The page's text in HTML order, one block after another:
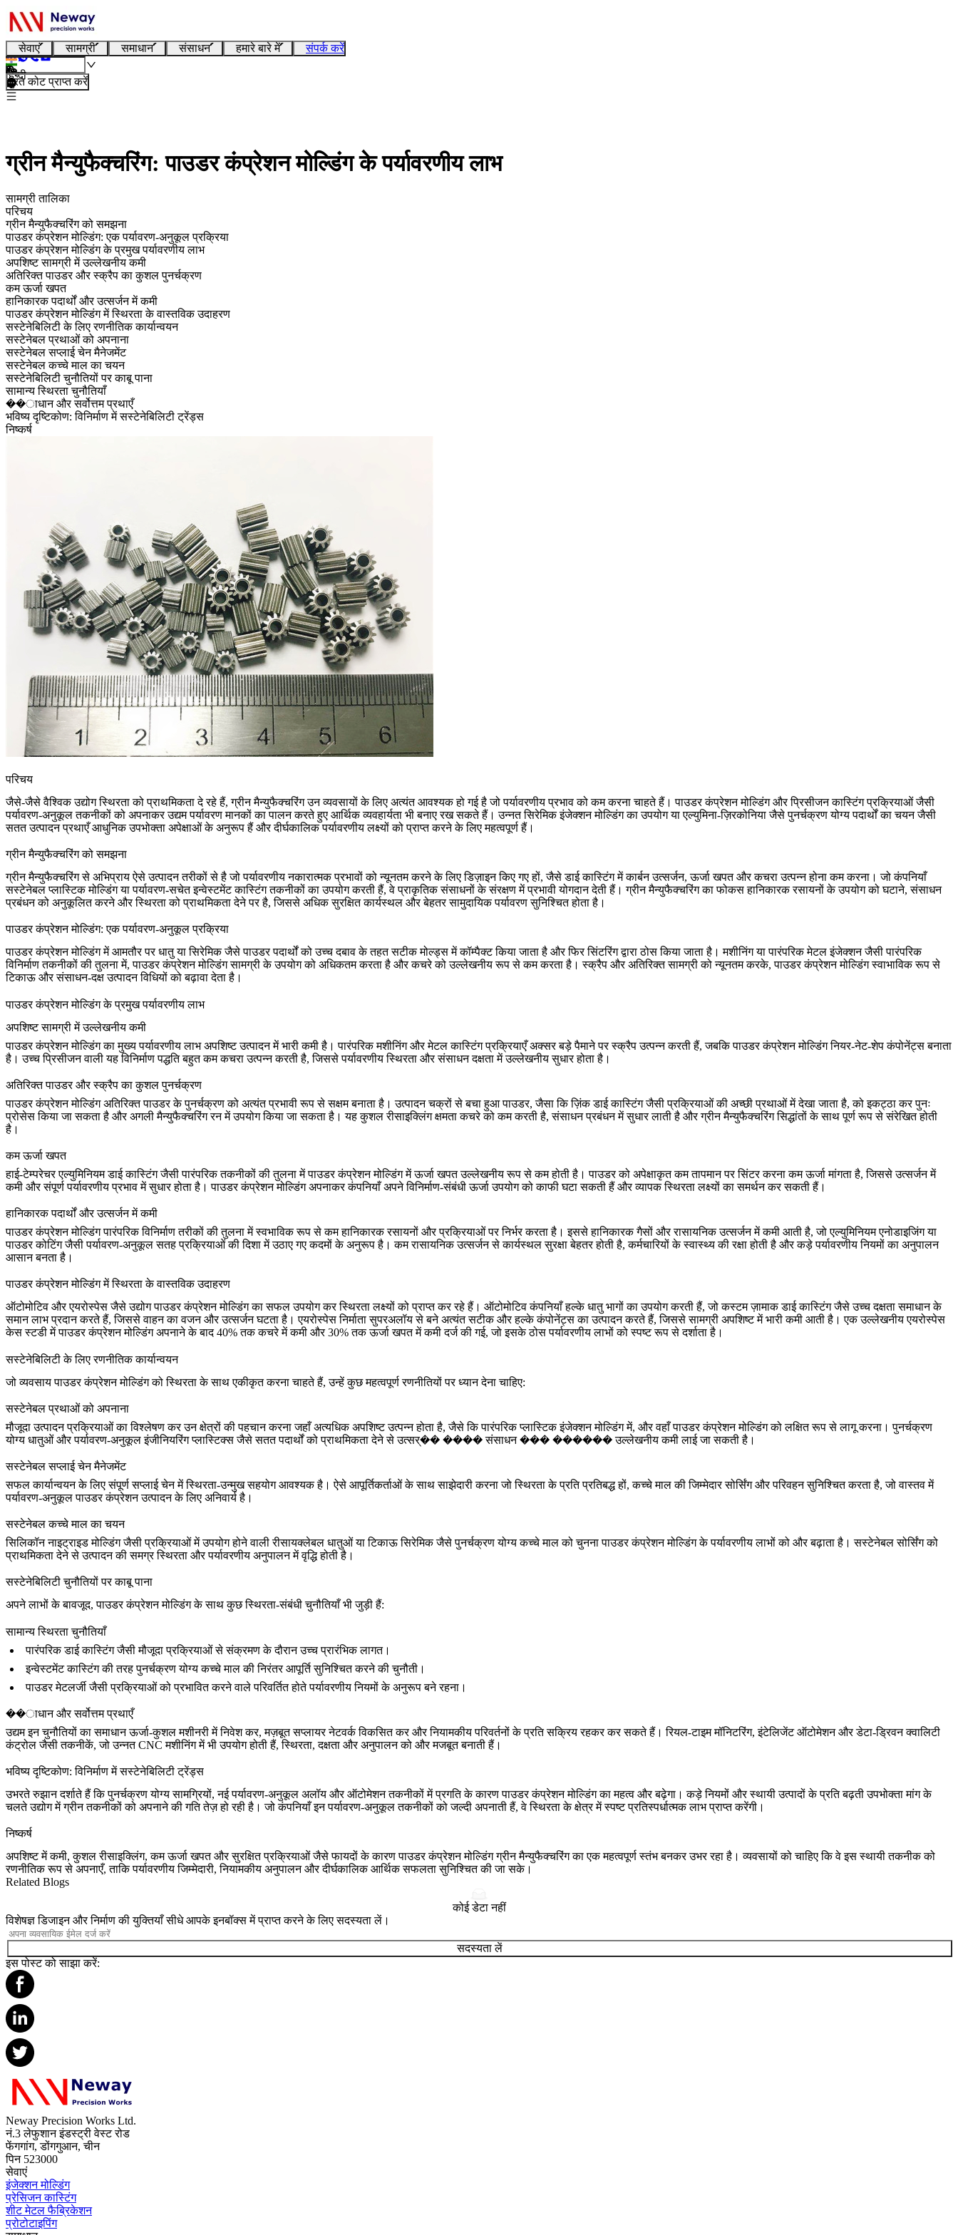
सेवाएं सामग्री समाधान संसाधन हमारे बारे में संपर्क करें
हिन्दी
तुरंत कोट प्राप्त करें
ग्रीन मैन्युफैक्चरिंग: पाउडर कंप्रेशन मोल्डिंग के पर्यावरणीय लाभ
सामग्री तालिका
परिचय
ग्रीन मैन्युफैक्चरिंग को समझना
पाउडर कंप्रेशन मोल्डिंग: एक पर्यावरण-अनुकूल प्रक्रिया
पाउडर कंप्रेशन मोल्डिंग के प्रमुख पर्यावरणीय लाभ
अपशिष्ट सामग्री में उल्लेखनीय कमी
अतिरिक्त पाउडर और स्क्रैप का कुशल पुनर्चक्रण
कम ऊर्जा खपत
हानिकारक पदार्थों और उत्सर्जन में कमी
पाउडर कंप्रेशन मोल्डिंग में स्थिरता के वास्तविक उदाहरण
सस्टेनेबिलिटी के लिए रणनीतिक कार्यान्वयन
सस्टेनेबल प्रथाओं को अपनाना
सस्टेनेबल सप्लाई चेन मैनेजमेंट
सस्टेनेबल कच्चे माल का चयन
सस्टेनेबिलिटी चुनौतियों पर काबू पाना
सामान्य स्थिरता चुनौतियाँ
��ाधान और सर्वोत्तम प्रथाएँ
भविष्य दृष्टिकोण: विनिर्माण में सस्टेनेबिलिटी ट्रेंड्स
निष्कर्ष
परिचय
जैसे-जैसे वैश्विक उद्योग स्थिरता को प्राथमिकता दे रहे हैं, ग्रीन मैन्युफैक्चरिंग उन व्यवसायों के लिए अत्यंत आवश्यक हो गई है जो पर्यावरणीय प्रभाव को कम करना चाहते हैं। पाउडर कंप्रेशन मोल्डिंग औरप्रिसीजन कास्टिंग प्रक्रियाओंजैसी
पर्यावरण-अनुकूल तकनीकों को अपनाकर उद्यम पर्यावरण मानकों का पालन करते हुए आर्थिक व्यवहार्यता भी बनाए रख सकते हैं। उन्नतसिरेमिक इंजेक्शन मोल्डिंगका उपयोग याएल्युमिना-ज़िरकोनियाजैसे पुनर्चक्रण योग्य पदार्थों का चयन जैसी
सतत उत्पादन प्रथाएँ आधुनिक उपभोक्ता अपेक्षाओं के अनुरूप हैं और दीर्घकालिक पर्यावरणीय लक्ष्यों को प्राप्त करने के लिए महत्वपूर्ण हैं।
ग्रीन मैन्युफैक्चरिंग को समझना
ग्रीन मैन्युफैक्चरिंग से अभिप्राय ऐसे उत्पादन तरीकों से है जो पर्यावरणीय नकारात्मक प्रभावों को न्यूनतम करने के लिए डिज़ाइन किए गए हों, जैसेडाई कास्टिंग में कार्बन उत्सर्जन, ऊर्जा खपत और कचरा उत्पन्न होना कम करना। जो कंपनियाँ
सस्टेनेबल प्लास्टिक मोल्डिंगया पर्यावरण-सचेतइन्वेस्टमेंट कास्टिंग तकनीकोंका उपयोग करती हैं, वे प्राकृतिक संसाधनों के संरक्षण में प्रभावी योगदान देती हैं। ग्रीन मैन्युफैक्चरिंग का फोकस हानिकारक रसायनों के उपयोग को घटाने, संसाधन
प्रबंधन को अनुकूलित करने और स्थिरता को प्राथमिकता देने पर है, जिससे अधिक सुरक्षित कार्यस्थल और बेहतर सामुदायिक पर्यावरण सुनिश्चित होता है।
पाउडर कंप्रेशन मोल्डिंग: एक पर्यावरण-अनुकूल प्रक्रिया
पाउडर कंप्रेशन मोल्डिंग में आमतौर परधातुयासिरेमिकजैसे पाउडर पदार्थों को उच्च दबाव के तहत सटीक मोल्ड्स में कॉम्पैक्ट किया जाता है और फिर सिंटरिंग द्वारा ठोस किया जाता है। मशीनिंग या पारंपरिक मेटल इंजेक्शन जैसी पारंपरिक
विनिर्माण तकनीकों की तुलना में, पाउडर कंप्रेशन मोल्डिंग सामग्री के उपयोग को अधिकतम करता है और कचरे को उल्लेखनीय रूप से कम करता है। स्क्रैप और अतिरिक्त सामग्री को न्यूनतम करके, पाउडर कंप्रेशन मोल्डिंग स्वाभाविक रूप से
टिकाऊ और संसाधन-दक्ष उत्पादन विधियों को बढ़ावा देता है।
पाउडर कंप्रेशन मोल्डिंग के प्रमुख पर्यावरणीय लाभ
अपशिष्ट सामग्री में उल्लेखनीय कमी
पाउडर कंप्रेशन मोल्डिंग का मुख्य पर्यावरणीय लाभ अपशिष्ट उत्पादन में भारी कमी है। पारंपरिक मशीनिंग औरमेटल कास्टिंग प्रक्रियाएँअक्सर बड़े पैमाने पर स्क्रैप उत्पन्न करती हैं, जबकि पाउडर कंप्रेशन मोल्डिंग नियर-नेट-शेप कंपोनेंट्स बनाता
है। उच्च प्रिसीजन वाली यह विनिर्माण पद्धति बहुत कम कचरा उत्पन्न करती है, जिससे पर्यावरणीय स्थिरता और संसाधन दक्षता में उल्लेखनीय सुधार होता है।
अतिरिक्त पाउडर और स्क्रैप का कुशल पुनर्चक्रण
पाउडर कंप्रेशन मोल्डिंग अतिरिक्त पाउडर के पुनर्चक्रण को अत्यंत प्रभावी रूप से सक्षम बनाता है। उत्पादन चक्रों से बचा हुआ पाउडर, जैसा किज़िंक डाई कास्टिंगजैसी प्रक्रियाओं की अच्छी प्रथाओं में देखा जाता है, को इकट्ठा कर पुनः
प्रोसेस किया जा सकता है और अगली मैन्युफैक्चरिंग रन में उपयोग किया जा सकता है। यह कुशल रीसाइक्लिंग क्षमता कचरे को कम करती है, संसाधन प्रबंधन में सुधार लाती है और ग्रीन मैन्युफैक्चरिंग सिद्धांतों के साथ पूर्ण रूप से संरेखित होती
है।
कम ऊर्जा खपत
हाई-टेम्परेचर एल्युमिनियम डाई कास्टिंगजैसी पारंपरिक तकनीकों की तुलना में पाउडर कंप्रेशन मोल्डिंग में ऊर्जा खपत उल्लेखनीय रूप से कम होती है। पाउडर को अपेक्षाकृत कम तापमान पर सिंटर करना कम ऊर्जा मांगता है, जिससे उत्सर्जन में
कमी और संपूर्ण पर्यावरणीय प्रभाव में सुधार होता है। पाउडर कंप्रेशन मोल्डिंग अपनाकर कंपनियाँ अपने विनिर्माण-संबंधी ऊर्जा उपयोग को काफी घटा सकती हैं और व्यापक स्थिरता लक्ष्यों का समर्थन कर सकती हैं।
हानिकारक पदार्थों और उत्सर्जन में कमी
पाउडर कंप्रेशन मोल्डिंग पारंपरिक विनिर्माण तरीकों की तुलना में स्वभाविक रूप से कम हानिकारक रसायनों और प्रक्रियाओं पर निर्भर करता है। इससे हानिकारक गैसों और रासायनिक उत्सर्जन में कमी आती है, जोएल्युमिनियम एनोडाइजिंगया
पाउडर कोटिंगजैसी पर्यावरण-अनुकूल सतह प्रक्रियाओं की दिशा में उठाए गए कदमों के अनुरूप है। कम रासायनिक उत्सर्जन से कार्यस्थल सुरक्षा बेहतर होती है, कर्मचारियों के स्वास्थ्य की रक्षा होती है और कड़े पर्यावरणीय नियमों का अनुपालन
आसान बनता है।
पाउडर कंप्रेशन मोल्डिंग में स्थिरता के वास्तविक उदाहरण
ऑटोमोटिव और एयरोस्पेस जैसे उद्योग पाउडर कंप्रेशन मोल्डिंग का सफल उपयोग कर स्थिरता लक्ष्यों को प्राप्त कर रहे हैं। ऑटोमोटिव कंपनियाँ हल्के धातु भागों का उपयोग करती हैं, जोकस्टम ज़ामाक डाई कास्टिंगजैसे उच्च दक्षता समाधान के
समान लाभ प्रदान करते हैं, जिससे वाहन का वजन और उत्सर्जन घटता है। एयरोस्पेस निर्मातासुपरअलॉयसे बने अत्यंत सटीक और हल्के कंपोनेंट्स का उत्पादन करते हैं, जिससे सामग्री अपशिष्ट में भारी कमी आती है। एक उल्लेखनीय एयरोस्पेस
केस स्टडी में पाउडर कंप्रेशन मोल्डिंग अपनाने के बाद 40% तक कचरे में कमी और 30% तक ऊर्जा खपत में कमी दर्ज की गई, जो इसके ठोस पर्यावरणीय लाभों को स्पष्ट रूप से दर्शाता है।
सस्टेनेबिलिटी के लिए रणनीतिक कार्यान्वयन
जो व्यवसाय पाउडर कंप्रेशन मोल्डिंग को स्थिरता के साथ एकीकृत करना चाहते हैं, उन्हें कुछ महत्वपूर्ण रणनीतियों पर ध्यान देना चाहिए:
सस्टेनेबल प्रथाओं को अपनाना
मौजूदा उत्पादन प्रक्रियाओं का विश्लेषण कर उन क्षेत्रों की पहचान करना जहाँ अत्यधिक अपशिष्ट उत्पन्न होता है, जैसे कि पारंपरिकप्लास्टिक इंजेक्शन मोल्डिंगमें, और वहाँ पाउडर कंप्रेशन मोल्डिंग को लक्षित रूप से लागू करना। पुनर्चक्रण
योग्य धातुओं और पर्यावरण-अनुकूलइंजीनियरिंग प्लास्टिक्सजैसे सतत पदार्थों को प्राथमिकता देने से उत्सर्�� ���� संसाधन ��� ������ उल्लेखनीय कमी लाई जा सकती है।
सस्टेनेबल सप्लाई चेन मैनेजमेंट
सफल कार्यान्वयन के लिए संपूर्ण सप्लाई चेन में स्थिरता-उन्मुख सहयोग आवश्यक है। ऐसे आपूर्तिकर्ताओं के साथ साझेदारी करना जो स्थिरता के प्रति प्रतिबद्ध हों, कच्चे माल की जिम्मेदार सोर्सिंग और परिवहन सुनिश्चित करता है, जो वास्तव में
पर्यावरण-अनुकूलपाउडर कंप्रेशन उत्पादनके लिए अनिवार्य है।
सस्टेनेबल कच्चे माल का चयन
सिलिकॉन नाइट्राइड मोल्डिंगजैसी प्रक्रियाओं में उपयोग होने वाली रीसायक्लेबल धातुओं या टिकाऊ सिरेमिक जैसे पुनर्चक्रण योग्य कच्चे माल को चुनना पाउडर कंप्रेशन मोल्डिंग के पर्यावरणीय लाभों को और बढ़ाता है। सस्टेनेबल सोर्सिंग को
प्राथमिकता देने से उत्पादन की समग्र स्थिरता और पर्यावरणीय अनुपालन में वृद्धि होती है।
सस्टेनेबिलिटी चुनौतियों पर काबू पाना
अपने लाभों के बावजूद, पाउडर कंप्रेशन मोल्डिंग के साथ कुछ स्थिरता-संबंधी चुनौतियाँ भी जुड़ी हैं:
सामान्य स्थिरता चुनौतियाँ
पारंपरिक डाई कास्टिंगजैसी मौजूदा प्रक्रियाओं से संक्रमण के दौरान उच्च प्रारंभिक लागत।
इन्वेस्टमेंट कास्टिंगकी तरह पुनर्चक्रण योग्य कच्चे माल की निरंतर आपूर्ति सुनिश्चित करने की चुनौती।
पाउडर मेटलर्जीजैसी प्रक्रियाओं को प्रभावित करने वाले परिवर्तित होते पर्यावरणीय नियमों के अनुरूप बने रहना।
��ाधान और सर्वोत्तम प्रथाएँ
उद्यम इन चुनौतियों का समाधान ऊर्जा-कुशल मशीनरी में निवेश कर, मज़बूत सप्लायर नेटवर्क विकसित कर और नियामकीय परिवर्तनों के प्रति सक्रिय रहकर कर सकते हैं। रियल-टाइम मॉनिटरिंग, इंटेलिजेंट ऑटोमेशन और डेटा-ड्रिवन क्वालिटी
कंट्रोल जैसी तकनीकें, जो उन्नतCNC मशीनिंगमें भी उपयोग होती हैं, स्थिरता, दक्षता और अनुपालन को और मजबूत बनाती हैं।
भविष्य दृष्टिकोण: विनिर्माण में सस्टेनेबिलिटी ट्रेंड्स
उभरते रुझान दर्शाते हैं कि पुनर्चक्रण योग्य सामग्रियों, नई पर्यावरण-अनुकूल अलॉय और ऑटोमेशन तकनीकों में प्रगति के कारण पाउडर कंप्रेशन मोल्डिंग का महत्व और बढ़ेगा। कड़े नियमों और स्थायी उत्पादों के प्रति बढ़ती उपभोक्ता मांग के
चलते उद्योग में ग्रीन तकनीकों को अपनाने की गति तेज़ हो रही है। जो कंपनियाँ इन पर्यावरण-अनुकूल तकनीकों को जल्दी अपनाती हैं, वे स्थिरता के क्षेत्र में स्पष्ट प्रतिस्पर्धात्मक लाभ प्राप्त करेंगी।
निष्कर्ष
अपशिष्ट में कमी, कुशल रीसाइक्लिंग, कम ऊर्जा खपत और सुरक्षित प्रक्रियाओं जैसे फायदों के कारण पाउडर कंप्रेशन मोल्डिंग ग्रीन मैन्युफैक्चरिंग का एक महत्वपूर्ण स्तंभ बनकर उभर रहा है। व्यवसायों को चाहिए कि वे इस स्थायी तकनीक को
रणनीतिक रूप से अपनाएँ, ताकि पर्यावरणीय जिम्मेदारी, नियामकीय अनुपालन और दीर्घकालिक आर्थिक सफलता सुनिश्चित की जा सके।
Related Blogs
कोई डेटा नहीं
विशेषज्ञ डिजाइन और निर्माण की युक्तियाँ सीधे आपके इनबॉक्स में प्राप्त करने के लिए सदस्यता लें।
सदस्यता लें
इस पोस्ट को साझा करें:
Neway Precision Works Ltd.
नं.3 लेफुशान इंडस्ट्री वेस्ट रोड
फेंगगांग, डोंगगुआन, चीन
पिन 523000
सेवाएं
इंजेक्शन मोल्डिंग
प्रेसिजन कास्टिंग
शीट मेटल फैब्रिकेशन
प्रोटोटाइपिंग